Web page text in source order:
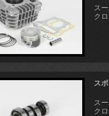
ス
ク
ス
ス
ク